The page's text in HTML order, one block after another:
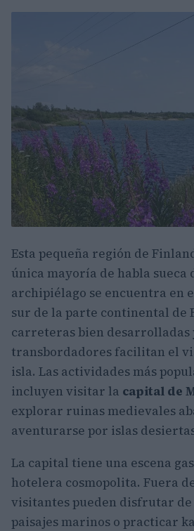
Esta pequeña región de
única mayoría de habla sueca
archipiélago se encuentra en
sur de la parte continental de
carreteras bien desarrolladas
transbordadores facilitan el
isla. Las actividades más
incluyen visitar la capital de
explorar ruinas medievales
aventurarse por islas
La capital tiene una escena
hotelera cosmopolita. Fuera
visitantes pueden disfrutar de
paisajes marinos o practicar